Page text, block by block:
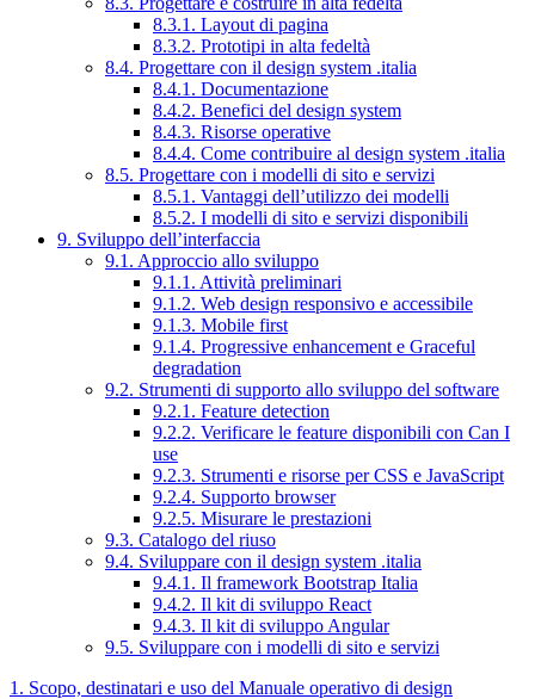
8.3.1. Layout di pagina
8.3.2. Prototipi in alta fedeltà
8.4. Progettare con il design system .italia
8.4.1. Documentazione
8.4.2. Benefici del design system
8.4.3. Risorse operative
8.4.4. Come contribuire al design system .italia
8.5. Progettare con i modelli di sito e servizi
8.5.1. Vantaggi dell’utilizzo dei modelli
8.5.2. I modelli di sito e servizi disponibili
9. Sviluppo dell’interfaccia
9.1. Approccio allo sviluppo
9.1.1. Attività preliminari
9.1.2. Web design responsivo e accessibile
9.1.3. Mobile first
9.1.4. Progressive enhancement e Graceful
degradation
9.2. Strumenti di supporto allo sviluppo del software
9.2.1. Feature detection
9.2.2. Verificare le feature disponibili con Can I
use
9.2.3. Strumenti e risorse per CSS e JavaScript
9.2.4. Supporto browser
9.2.5. Misurare le prestazioni
9.3. Catalogo del riuso
9.4. Sviluppare con il design system .italia
9.4.1. Il framework Bootstrap Italia
9.4.2. Il kit di sviluppo React
9.4.3. Il kit di sviluppo Angular
9.5. Sviluppare con i modelli di sito e servizi
1. Scopo, destinatari e uso del Manuale operativo di design